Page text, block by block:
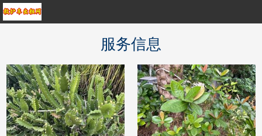
服务信息